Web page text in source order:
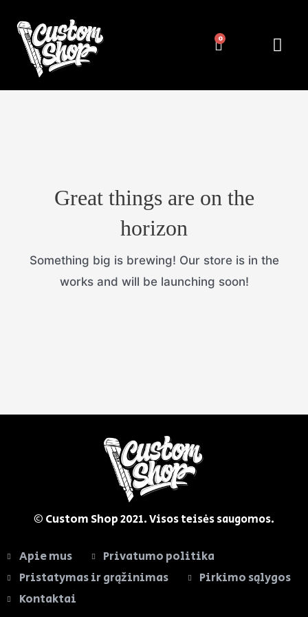
prie
turinio
Cart
Great things are on the
horizon
Something big is brewing! Our store is in the
works and will be launching soon!
© Custom Shop2021. Visos teisės saugomos.
Apie mus
Privatumo politika
Pristatymas ir grąžinimas
Pirkimo sąlygos
Kontaktai